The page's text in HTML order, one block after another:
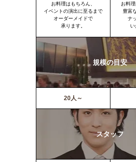
お料理はもちろん、
イベントの演出に至るまで
オーダーメイドで
承ります。
お料
豊富
ナ
い
規模の目安
20人～
スタッフ